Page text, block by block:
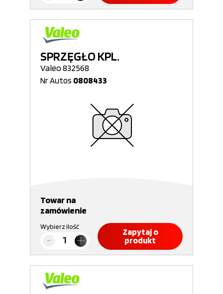
SPRZĘGŁO KPL.
Valeo 832568
Nr Autos 0808433
Towar na
zamówienie
Wybierz ilość
Zapytaj o
produkt